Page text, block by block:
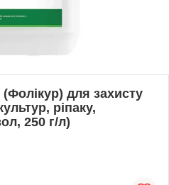
для захисту
ріпаку,
250 г/л)